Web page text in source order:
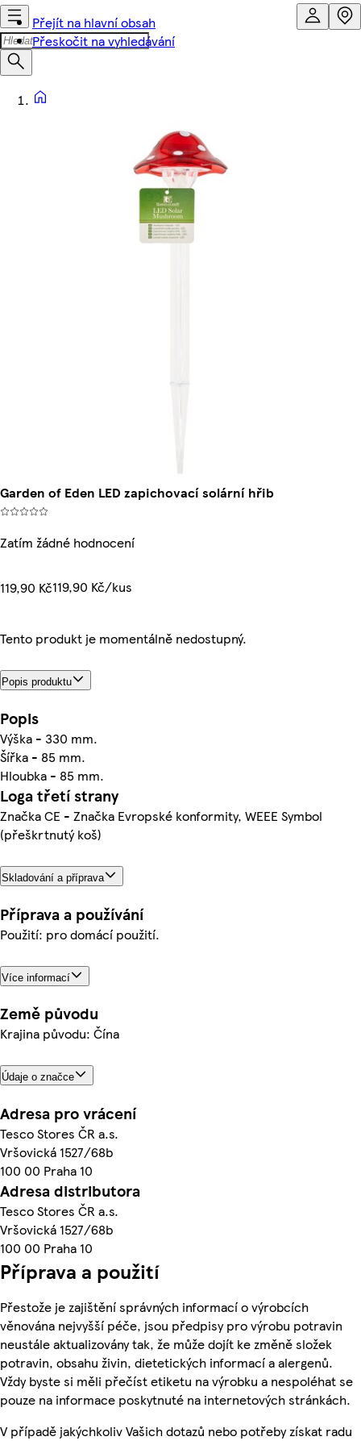
Přejít na hlavní obsah
Přeskočit na vyhledávání
Garden of Eden LED zapichovací solární hřib
Zatím žádné hodnocení
119,90 Kč119,90 Kč/kus
Tento produkt je momentálně nedostupný.
Popis produktu
Popis
Výška - 330 mm.
Šířka - 85 mm.
Hloubka - 85 mm.
Loga třetí strany
Značka CE - Značka Evropské konformity, WEEE Symbol
(přeškrtnutý koš)
Skladování a příprava
Příprava a používání
Použití: pro domácí použití.
Více informací
Země původu
Krajina původu: Čína
Údaje o značce
Adresa pro vrácení
Tesco Stores ČR a.s.
Vršovická 1527/68b
100 00 Praha 10
Adresa distributora
Tesco Stores ČR a.s.
Vršovická 1527/68b
100 00 Praha 10
Příprava a použití
Přestože je zajištění správných informací o výrobcích
věnována nejvyšší péče, jsou předpisy pro výrobu potravin
neustále aktualizovány tak, že může dojít ke změně složek
potravin, obsahu živin, dietetických informací a alergenů.
Vždy byste si měli přečíst etiketu na výrobku a nespoléhat se
pouze na informace poskytnuté na internetových stránkách.
V případě jakýchkoliv Vašich dotazů nebo potřeby získat radu